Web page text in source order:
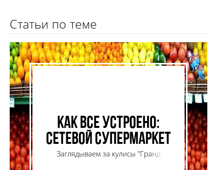
Статьи по теме
Как все устроено:
сетевой супермаркет
Заглядываем за кулисы "Гранд
Маркета".